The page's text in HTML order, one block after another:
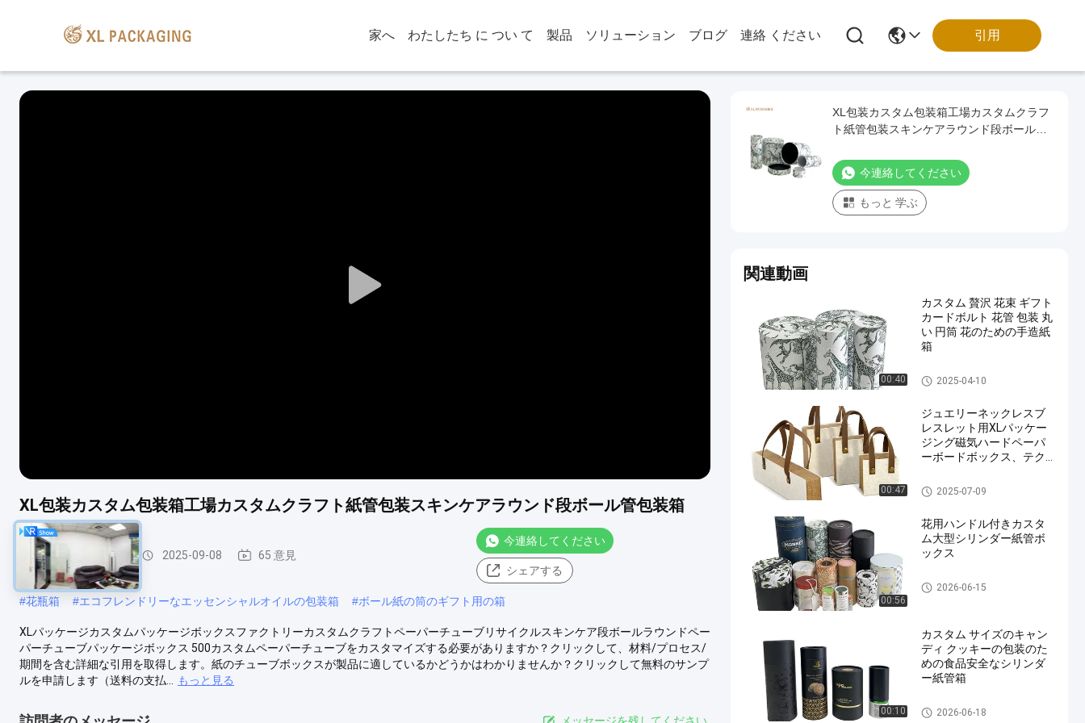
家へ わたしたち に つい て 製品 ソリューション ブログ 連絡 ください 引用
Play
XL包装カスタム包装箱工場カスタムクラフト紙管包装スキンケアラウンド段ボール管包装箱
ペーパー包装の管 2025-09-08 65 意見
今連絡してください
シェアする
#花瓶箱 #エコフレンドリーなエッセンシャルオイルの包装箱 #ボール紙の筒のギフト用の箱
XLパッケージカスタムパッケージボックスファクトリーカスタムクラフトペーパーチューブリサイクルスキンケア段ボールラウンドペー
パーチューブパッケージボックス 500カスタムペーパーチューブをカスタマイズする必要がありますか？クリックして、材料/プロセス/
期間を含む詳細な引用を取得します。紙のチューブボックスが製品に適しているかどうかはわかりませんか？クリックして無料のサンプ
ルを申請します（送料の支払...
もっと見る
メッセージを残してください.
XL包装カスタム包装箱工場カスタムクラフ
ト紙管包装スキンケアラウンド段ボール管
今連絡してください
もっと 学ぶ
関連動画
00:40
カスタム 贅沢 花束 ギフト
カードボルト 花管 包装 丸
い 円筒 花のための手造紙
箱
ペーパー包装の管
2025-04-10
00:47
ジュエリーネックレスブ
レスレット用XLパッケー
ジング磁気ハードペーパ
ーボードボックス、テク
状
カスタム印刷された包装箱
2025-07-09
00:56
花用ハンドル付きカスタ
ム大型シリンダー紙管ボ
ックス
ペーパー包装の管
2026-06-15
00:10
カスタム サイズのキャン
ディ クッキーの包装のた
めの食品安全なシリンダ
ー紙管箱
ペーパー包装の管
2026-06-18